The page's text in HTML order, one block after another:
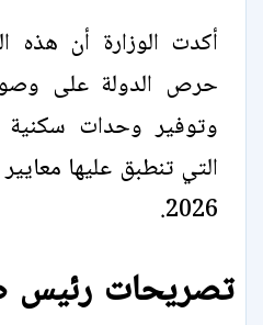
أكدت الوزارة أن هذه
حرص الدولة على
وتوفير وحدات سكنية
التي تنطبق عليها معايير
2026.
تصريحات رئيس